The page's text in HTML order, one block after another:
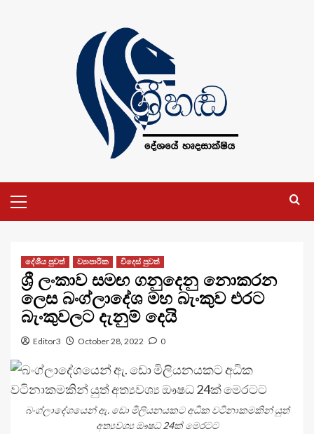
Menu
දේශීය පුවත් ව්‍යාපාරික විදෙස් පුවත්
ශ්‍රී ලංකාව සමඟ ගනුදෙනු නොකරන
ලෙස බංග්ලාදේශ මහ බැංකුව එරට
බැංකුවලට දැනුම් දෙයි
Editor3 October 28, 2022 0
බංග්ලාදේශයෙන් ඇ. ඩො මිලියනයකට අධික වටිනාකමකින් යුත්
අත්‍යවශ්‍ය ඖෂධ 24ක් මෙරටට